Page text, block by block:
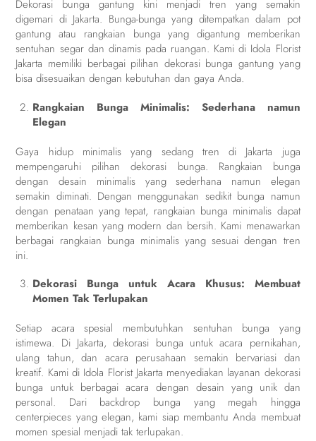
Dekorasi bunga gantung kini menjadi tren yang semakin
digemari di Jakarta. Bunga-bunga yang ditempatkan dalam pot
gantung atau rangkaian bunga yang digantung memberikan
sentuhan segar dan dinamis pada ruangan. Kami di Idola Florist
Jakarta memiliki berbagai pilihan dekorasi bunga gantung yang
bisa disesuaikan dengan kebutuhan dan gaya Anda.
Rangkaian Bunga Minimalis: Sederhana namun
Elegan
Gaya hidup minimalis yang sedang tren di Jakarta juga
mempengaruhi pilihan dekorasi bunga. Rangkaian bunga
dengan desain minimalis yang sederhana namun elegan
semakin diminati. Dengan menggunakan sedikit bunga namun
dengan penataan yang tepat, rangkaian bunga minimalis dapat
memberikan kesan yang modern dan bersih. Kami menawarkan
berbagai rangkaian bunga minimalis yang sesuai dengan tren
ini.
Dekorasi Bunga untuk Acara Khusus: Membuat
Momen Tak Terlupakan
Setiap acara spesial membutuhkan sentuhan bunga yang
istimewa. Di Jakarta, dekorasi bunga untuk acara pernikahan,
ulang tahun, dan acara perusahaan semakin bervariasi dan
kreatif. Kami di Idola Florist Jakarta menyediakan layanan dekorasi
bunga untuk berbagai acara dengan desain yang unik dan
personal. Dari backdrop bunga yang megah hingga
centerpieces yang elegan, kami siap membantu Anda membuat
momen spesial menjadi tak terlupakan.